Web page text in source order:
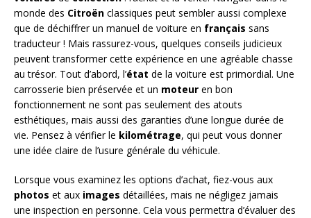
monde des Citroën classiques peut sembler aussi complexe
que de déchiffrer un manuel de voiture en français sans
traducteur ! Mais rassurez-vous, quelques conseils judicieux
peuvent transformer cette expérience en une agréable chasse
au trésor. Tout d’abord, l’état de la voiture est primordial. Une
carrosserie bien préservée et un moteur en bon
fonctionnement ne sont pas seulement des atouts
esthétiques, mais aussi des garanties d’une longue durée de
vie. Pensez à vérifier le kilométrage, qui peut vous donner
une idée claire de l’usure générale du véhicule.
Lorsque vous examinez les options d’achat, fiez-vous aux
photos et aux images détaillées, mais ne négligez jamais
une inspection en personne. Cela vous permettra d’évaluer des